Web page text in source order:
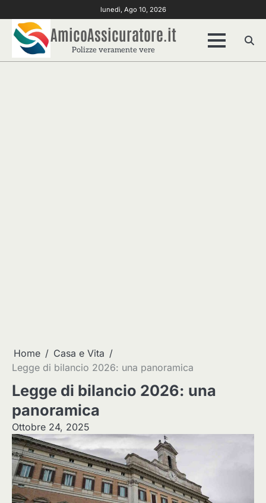
to
content
lunedì, Ago 10, 2026
AmicoAssicuratore.it
Polizze veramente vere
Home
Casa e Vita
Legge di bilancio 2026: una panoramica
Legge di bilancio 2026: una
panoramica
Ottobre 24, 2025